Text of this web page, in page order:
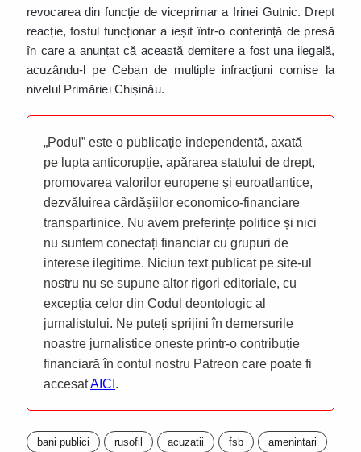
revocarea din funcție de viceprimar a Irinei Gutnic. Drept
reacție, fostul funcționar a ieșit într-o conferință de presă
în care a anunțat că această demitere a fost una ilegală,
acuzându-l pe Ceban de multiple infracțiuni comise la
nivelul Primăriei Chișinău.
„Podul” este o publicație independentă, axată
pe lupta anticorupție, apărarea statului de drept,
promovarea valorilor europene și euroatlantice,
dezvăluirea cârdășiilor economico-financiare
transpartinice. Nu avem preferințe politice și nici
nu suntem conectați financiar cu grupuri de
interese ilegitime. Niciun text publicat pe site-ul
nostru nu se supune altor rigori editoriale, cu
excepția celor din Codul deontologic al
jurnalistului. Ne puteți sprijini în demersurile
noastre jurnalistice oneste printr-o contribuție
financiară în contul nostru Patreon care poate fi
accesatAICI .
bani publici rusofil acuzatii fsb amenintari